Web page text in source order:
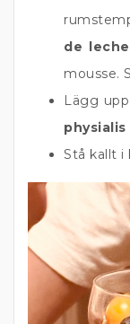
de leche
mousse.
Lägg
physialis
Stå kallt i